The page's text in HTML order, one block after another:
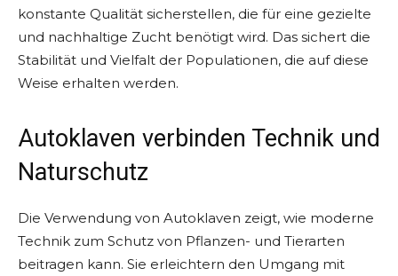
konstante Qualität sicherstellen, die für eine gezielte
und nachhaltige Zucht benötigt wird. Das sichert die
Stabilität und Vielfalt der Populationen, die auf diese
Weise erhalten werden.
Autoklaven verbinden Technik und
Naturschutz
Die Verwendung von Autoklaven zeigt, wie moderne
Technik zum Schutz von Pflanzen- und Tierarten
beitragen kann. Sie erleichtern den Umgang mit